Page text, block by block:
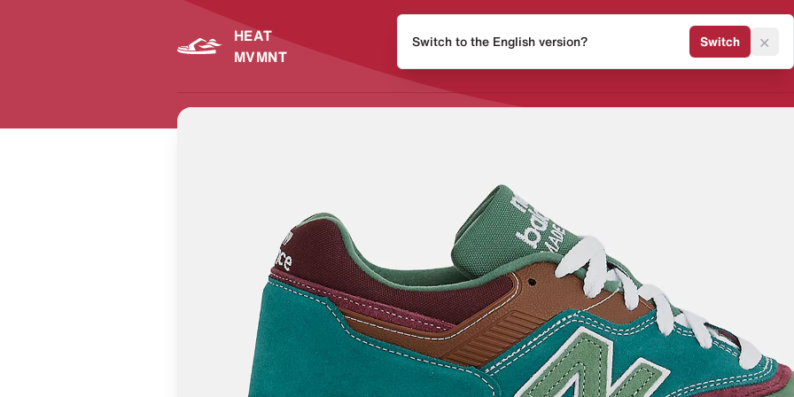
HEAT
MVMNT
Release Kalender Sneaker
Switch to the English version? Switch ×